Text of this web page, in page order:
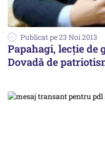
Publicat pe 23 Noi 2013
Papahagi, lecție de
Dovadă de